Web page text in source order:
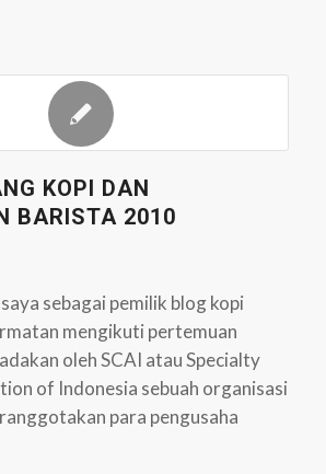
KOPI DAN
BARISTA 2010
sebagai pemilik blog kopi
mengikuti pertemuan
oleh SCAI atau Specialty
of Indonesia sebuah organisasi
para pengusaha